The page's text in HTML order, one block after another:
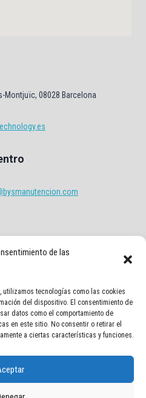
de las
utilizamos tecnologías como las cookies
del dispositivo. El consentimiento de
datos como el comportamiento de
en este sitio. No consentir o retirar el
a ciertas características y funciones.
Montjuïc, 08028 Barcelona
Política de Cookies